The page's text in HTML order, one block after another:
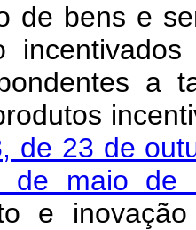
de bens e
a
de 23 de
de maio de
e